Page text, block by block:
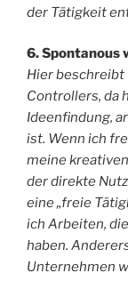
der Tätigkeit
6. Spontanous
Hier beschreibt
Controllers, da
Ideenfindung,
ist. Wenn ich
meine
der direkte
eine „freie
ich Arbeiten,
haben.
Unternehmen